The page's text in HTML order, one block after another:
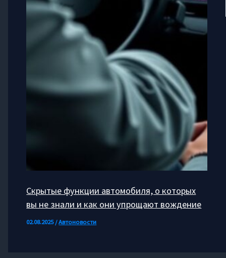
Скрытые функции автомобиля, о которых
вы не знали и как они упрощают вождение
02.08.2025/Автоновости